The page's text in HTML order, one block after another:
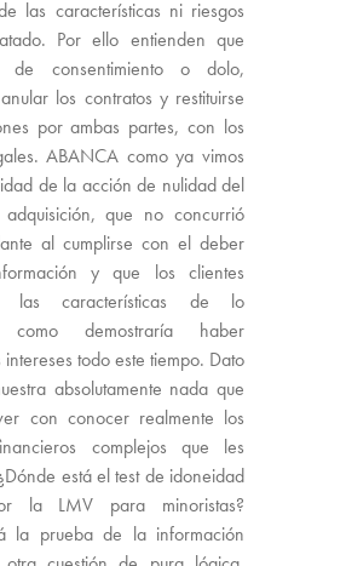
las características ni riesgos
Por ello entienden que
de consentimiento o dolo,
los contratos y restituirse
por ambas partes, con los
ABANCA como ya vimos
de la acción de nulidad del
que no concurrió
al cumplirse con el deber
y que los clientes
las características de lo
como demostraría haber
todo este tiempo. Dato
absolutamente nada que
con conocer realmente los
complejos que les
está el test de idoneidad
la LMV para minoristas?
la prueba de la información